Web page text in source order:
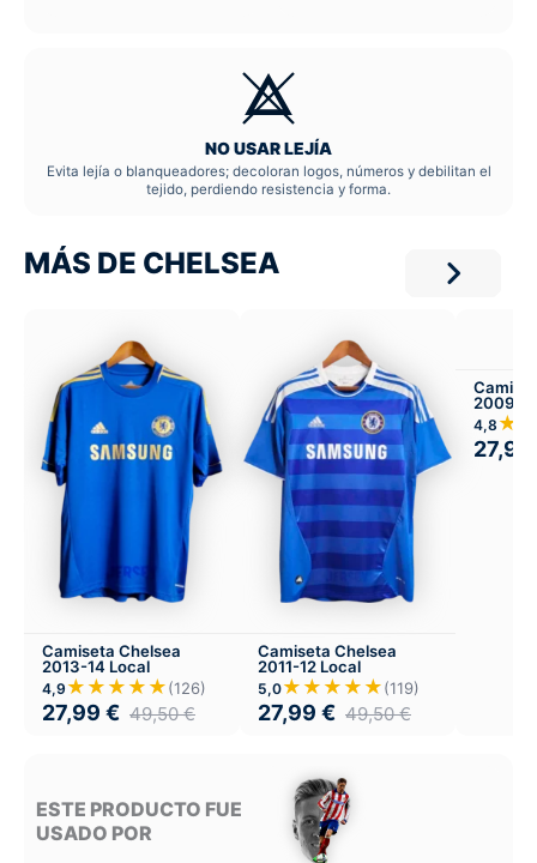
NO USAR LEJÍA
Evita lejía o blanqueadores; decoloran logos, números y debilitan el
tejido, perdiendo resistencia y forma.
MÁS DE CHELSEA
Camiseta Chelsea
2013-14 Local
4,9 ★★★★★(126)
27,99 € 49,50€
Camiseta Chelsea
2011-12 Local
5,0★★★★★(119)
27,99 € 49,50€
2009-
4,8
27,99
ESTE PRODUCTO FUE
USADO POR